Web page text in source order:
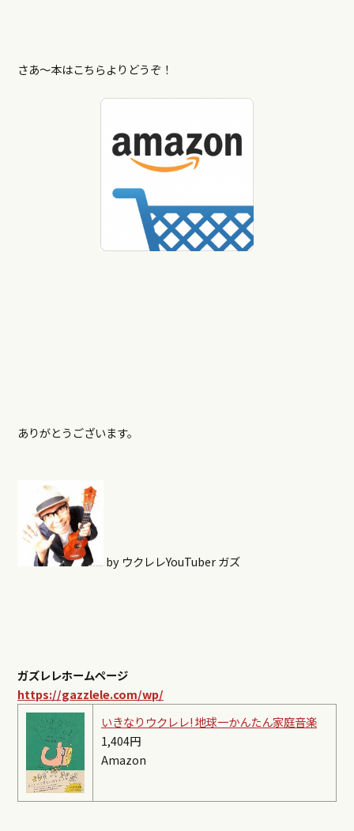
さあ〜本はこちらよりどうぞ！
ありがとうございます。
by ウクレレYouTuber ガズ
ガズレレホームページ
https://gazzlele.com/wp/
いきなりウクレレ! 地球一かんたん家庭音楽
1,404円
Amazon